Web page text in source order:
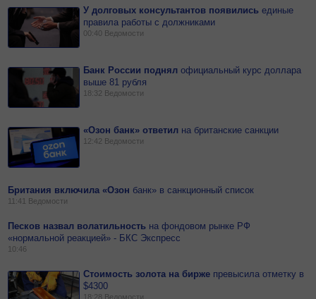
У долговых консультантов появилисьединые
правила работы с должниками
00:40 Ведомости
Банк России поднялофициальный курс доллара
выше 81 рубля
18:32 Ведомости
«Озон банк» ответил на британские санкции
12:42 Ведомости
Британия включила «Озон банк» в санкционный список
11:41 Ведомости
Песков назвал волатильность нафондовом рынке РФ
«нормальной реакцией» - БКС Экспресс
10:46
Стоимость золота на бирже превысила отметку в
$4300
18:28 Ведомости